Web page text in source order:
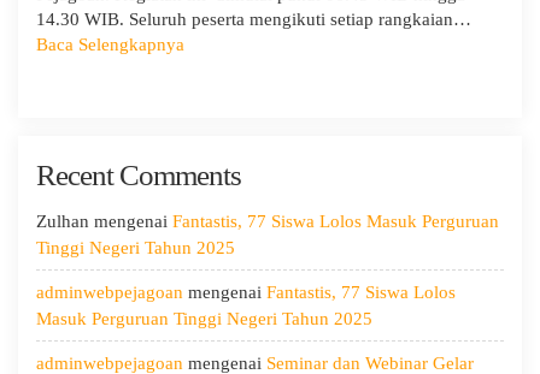
14.30 WIB. Seluruh peserta mengikuti setiap rangkaian…
Baca Selengkapnya
Menggali
Diri,
Menjaga
Kesehatan,
dan
Menumbuhkan
Kepedulian
Recent Comments
Zulhan mengenai Fantastis, 77 Siswa Lolos Masuk Perguruan
Tinggi Negeri Tahun 2025
adminwebpejagoan mengenai Fantastis, 77 Siswa Lolos
Masuk Perguruan Tinggi Negeri Tahun 2025
adminwebpejagoan mengenai Seminar dan Webinar Gelar